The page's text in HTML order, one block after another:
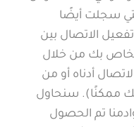
سجلت أيضًا
الاتصال بين
بك من خلال
أدناه أو من
ممكنًا). سنحاول
تم الحصول